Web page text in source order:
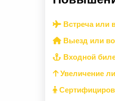
Встреча или
Выезд или
Входной
Увеличение